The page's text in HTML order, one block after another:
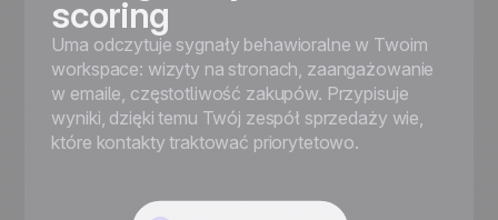
scoring
Uma odczytuje sygnały behawioralne w Twoim
workspace: wizyty na stronach, zaangażowanie
w emaile, częstotliwość zakupów. Przypisuje
wyniki, dzięki temu Twój zespół sprzedaży wie,
które kontakty traktować priorytetowo.